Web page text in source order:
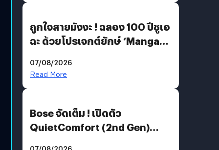
ถูกใจสายมังงะ ! ฉลอง 100 ปีชูเอ
ฉะ ด้วยโปรเจกต์ยักษ์ ‘Manga
มีภาษาไทยด้วย
07/08/2026
Read More
Bose จัดเต็ม ! เปิดตัว
QuietComfort (2nd Gen)